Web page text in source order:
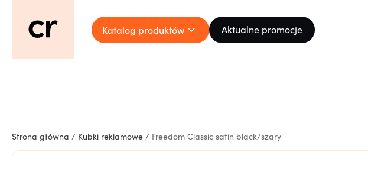
Katalog produktów Aktualne promocje
Strona główna / Kubki reklamowe / Freedom Classic satin black/szary